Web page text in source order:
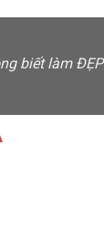
biết làm ĐẸP